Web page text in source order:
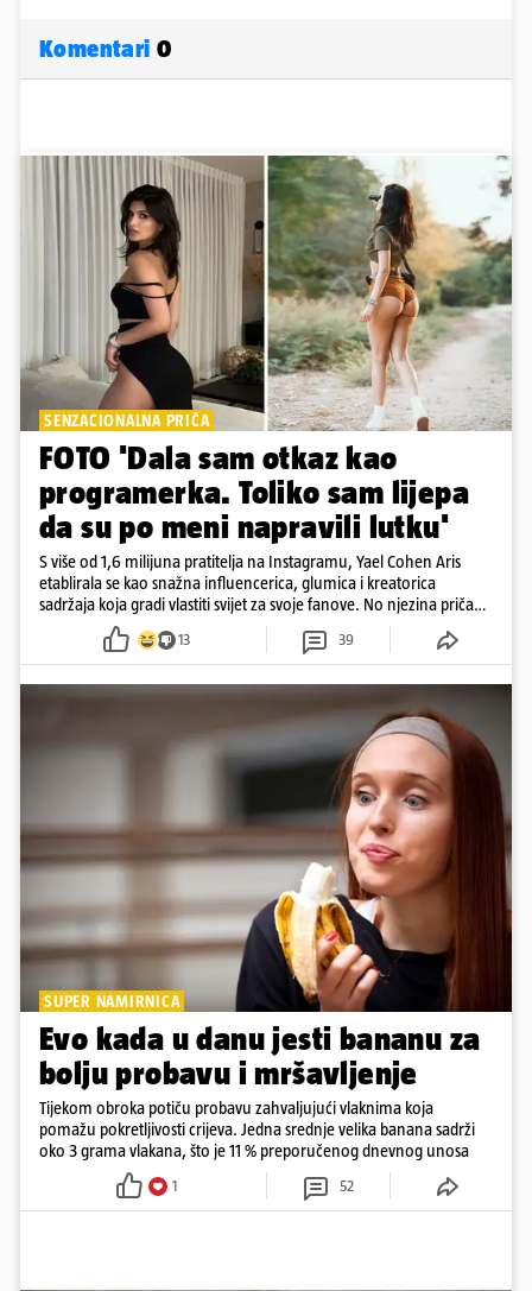
Komentari 0
SENZACIONALNA PRIČA
FOTO 'Dala sam otkaz kao
programerka. Toliko sam lijepa
da su po meni napravili lutku'
S više od 1,6 milijuna pratitelja na Instagramu, Yael Cohen Aris
etablirala se kao snažna influencerica, glumica i kreatorica
sadržaja koja gradi vlastiti svijet za svoje fanove. No njezina priča
pokazuje da online slava dolazi i s neočekivanim izazovima
13 39
SUPER NAMIRNICA
Evo kada u danu jesti bananu za
bolju probavu i mršavljenje
Tijekom obroka potiču probavu zahvaljujući vlaknima koja
pomažu pokretljivosti crijeva. Jedna srednje velika banana sadrži
oko 3 grama vlakana, što je 11 % preporučenog dnevnog unosa
1 52